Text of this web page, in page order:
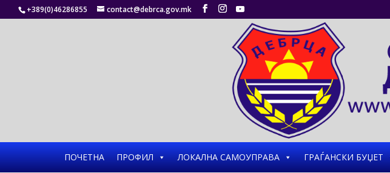
+389(0)46286855 contact@debrca.gov.mk
ПОЧЕТНА ПРОФИЛ ЛОКАЛНА САМОУПРАВА ГРАЃАНСКИ БУЏЕТ